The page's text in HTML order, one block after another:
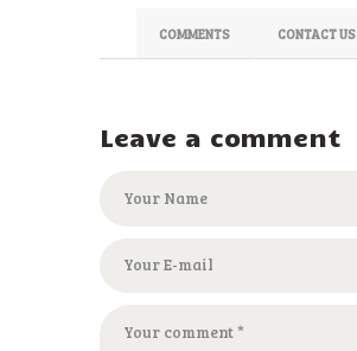
COMMENTS CONTACT US
Leave a comment